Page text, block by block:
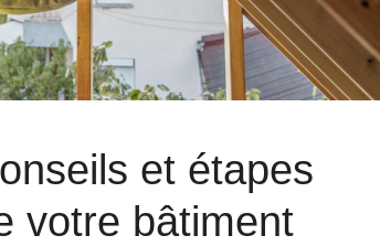
et étapes
votre bâtiment